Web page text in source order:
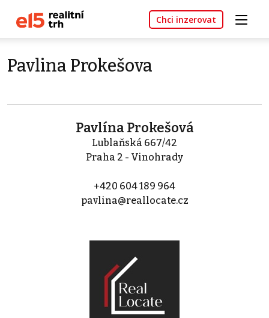
Chci inzerovat
Pavlina Prokešova
Pavlína Prokešová
Lublaňská 667/42
Praha 2 - Vinohrady
+420 604 189 964
pavlina@reallocate.cz